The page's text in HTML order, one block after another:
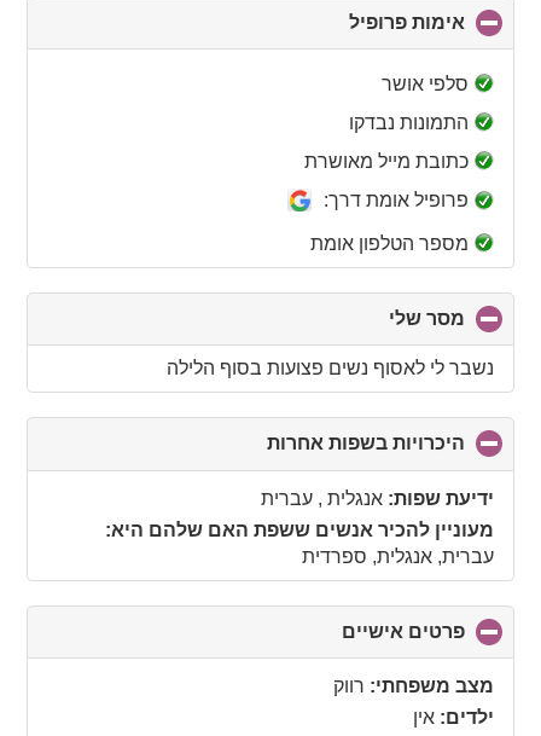
אימות פרופיל
to
סלפי אושר
התמונות נבדקו
כתובת מייל מאושרת
פרופיל אומת דרך:
מספר הטלפון אומת
מסר שלי
to
collapse
contents
נשבר לי לאסוף נשים פצועות בסוף הלילה
היכרויות בשפות אחרות
to
collapse
ידיעת שפות: אנגלית , עברית
מעוניין להכיר אנשים ששפת האם שלהם היא:
עברית, אנגלית, ספרדית
פרטים אישיים
to
collapse
מצב משפחתי: רווק
ילדים: אין